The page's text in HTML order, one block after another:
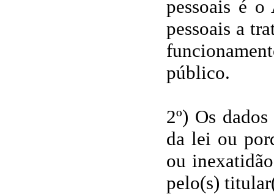
pessoais é
pessoais a
público.
2º) Os
da lei ou
ou
pelo(s)